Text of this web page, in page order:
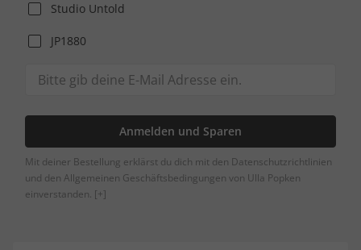
Studio Untold
JP1880
Anmelden und Sparen
Mit deiner Bestellung erklärst du dich mit den Datenschutzrichtlinien
und den Allgemeinen Geschäftsbedingungen von Ulla Popken
einverstanden. [+]